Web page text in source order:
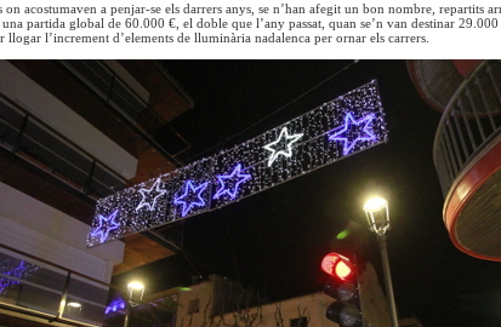
on acostumaven a penjar-se els darrers anys, se n’han afegit un bon nombre, repartits
una partida global de 60.000 €, el doble que l’any passat, quan se’n van destinar
llogar l’increment d’elements de lluminària nadalenca per ornar els carrers.